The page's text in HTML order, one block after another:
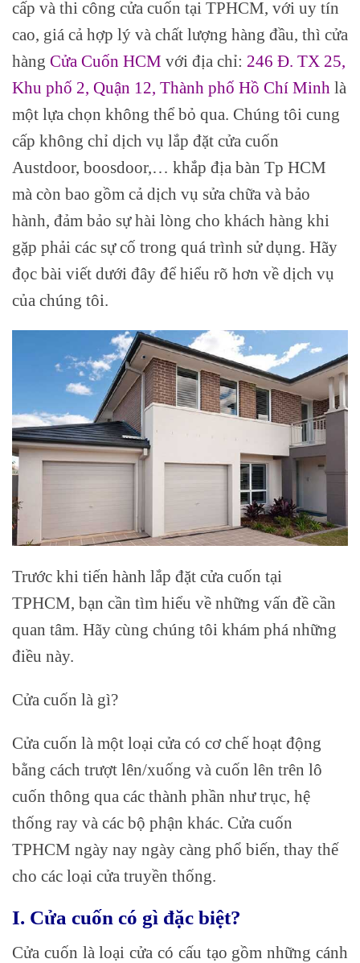
cấp và thi công cửa cuốn tại TPHCM, với uy tín
cao, giá cả hợp lý và chất lượng hàng đầu, thì cửa
hàng Cửa Cuốn HCM với địa chỉ: 246 Đ. TX 25,
Khu phố 2, Quận 12, Thành phố Hồ Chí Minh là
một lựa chọn không thể bỏ qua. Chúng tôi cung
cấp không chỉ dịch vụ lắp đặt cửa cuốn
Austdoor, boosdoor,… khắp địa bàn Tp HCM
mà còn bao gồm cả dịch vụ sửa chữa và bảo
hành, đảm bảo sự hài lòng cho khách hàng khi
gặp phải các sự cố trong quá trình sử dụng. Hãy
đọc bài viết dưới đây để hiểu rõ hơn về dịch vụ
của chúng tôi.
Trước khi tiến hành lắp đặt cửa cuốn tại
TPHCM, bạn cần tìm hiểu về những vấn đề cần
quan tâm. Hãy cùng chúng tôi khám phá những
điều này.
Cửa cuốn là gì?
Cửa cuốn là một loại cửa có cơ chế hoạt động
bằng cách trượt lên/xuống và cuốn lên trên lô
cuốn thông qua các thành phần như trục, hệ
thống ray và các bộ phận khác. Cửa cuốn
TPHCM ngày nay ngày càng phổ biến, thay thế
cho các loại cửa truyền thống.
I. Cửa cuốn có gì đặc biệt?
Cửa cuốn là loại cửa có cấu tạo gồm những cánh